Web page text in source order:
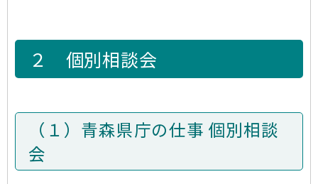
２ 個別相談会
（１）青森県庁の仕事 個別相談
会